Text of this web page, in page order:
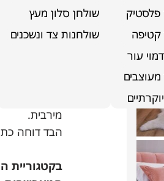
פלסטיק
קטיפה
עור
שולחן סלון מעץ
שולחנות צד ונשכנים
מיטה
מירבית.
הבד דוחה
בקטגוריית